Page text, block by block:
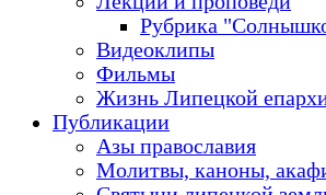
Рубрика
Видеоклипы
Фильмы
Жизнь Липецкой
Публикации
Азы православия
Молитвы, каноны,